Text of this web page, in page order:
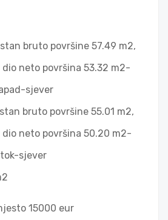
bruto površine 57.49 m2,
neto površina 53.32 m2-
sjever
bruto površine 55.01 m2,
neto površina 50.20 m2-
sjever
15000 eur